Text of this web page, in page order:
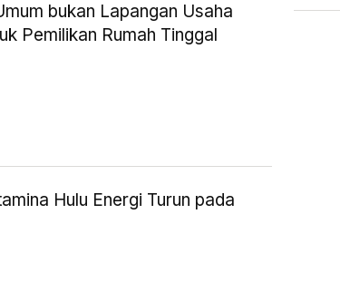
bukan Lapangan Usaha
Pemilikan Rumah Tinggal
Hulu Energi Turun pada